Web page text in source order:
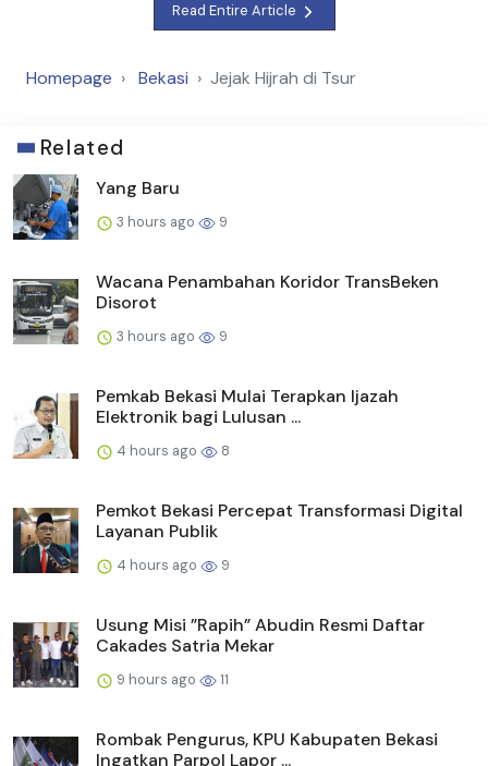
Read Entire Article
Homepage Bekasi Jejak Hijrah di Tsur
Related
Yang Baru
3 hours ago 9
Wacana Penambahan Koridor TransBeken
Disorot
3 hours ago 9
Pemkab Bekasi Mulai Terapkan Ijazah
Elektronik bagi Lulusan ...
4 hours ago 8
Pemkot Bekasi Percepat Transformasi Digital
Layanan Publik
4 hours ago 9
Usung Misi ”Rapih” Abudin Resmi Daftar
Cakades Satria Mekar
9 hours ago 11
Rombak Pengurus, KPU Kabupaten Bekasi
Ingatkan Parpol Lapor ...